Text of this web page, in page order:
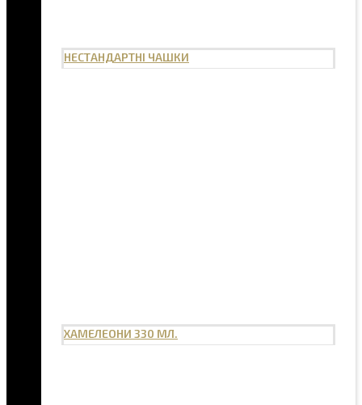
НЕСТАНДАРТНІ ЧАШКИ
ХАМЕЛЕОНИ 330 МЛ.